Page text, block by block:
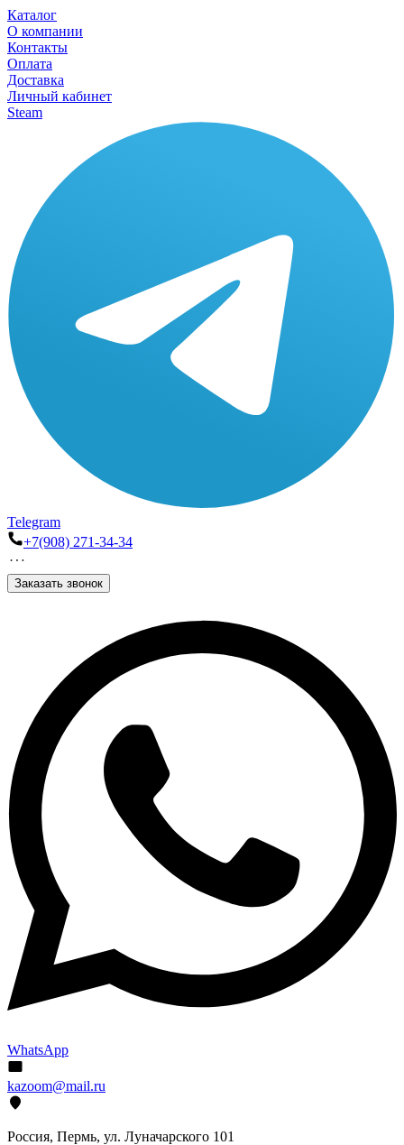
Каталог
О компании
Контакты
Оплата
Доставка
Личный кабинет
Steam
Telegram
+7(908) 271-34-34
Заказать звонок
WhatsApp
kazoom@mail.ru
Россия, Пермь, ул. Луначарского 101